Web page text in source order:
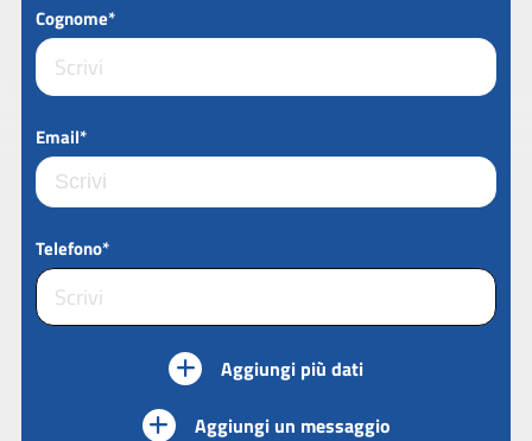
Cognome*
Email*
Telefono*
Aggiungi più dati
Aggiungi un messaggio